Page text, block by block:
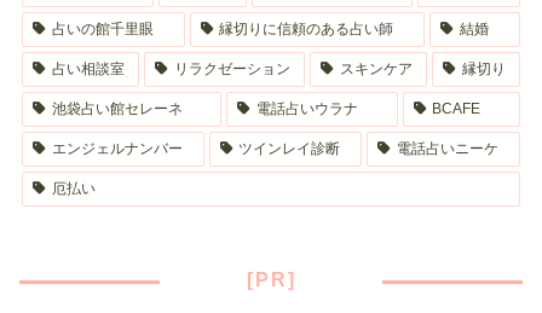
占いの館千里眼 縁切りに信頼のある占い師 結婚
占い相談室 リラクゼーション スキンケア 縁切り
池袋占い館セレーネ 電話占いウラナ BCAFE
エンジェルナンバー ツインレイ診断 電話占いニーケ
厄払い
[PR]